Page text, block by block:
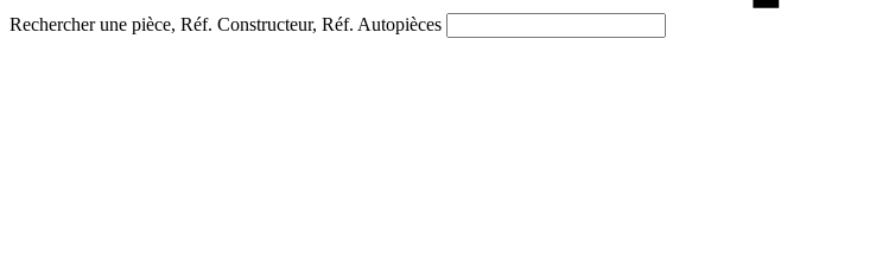
Rechercher une pièce, Réf. Constructeur, Réf. Autopièces